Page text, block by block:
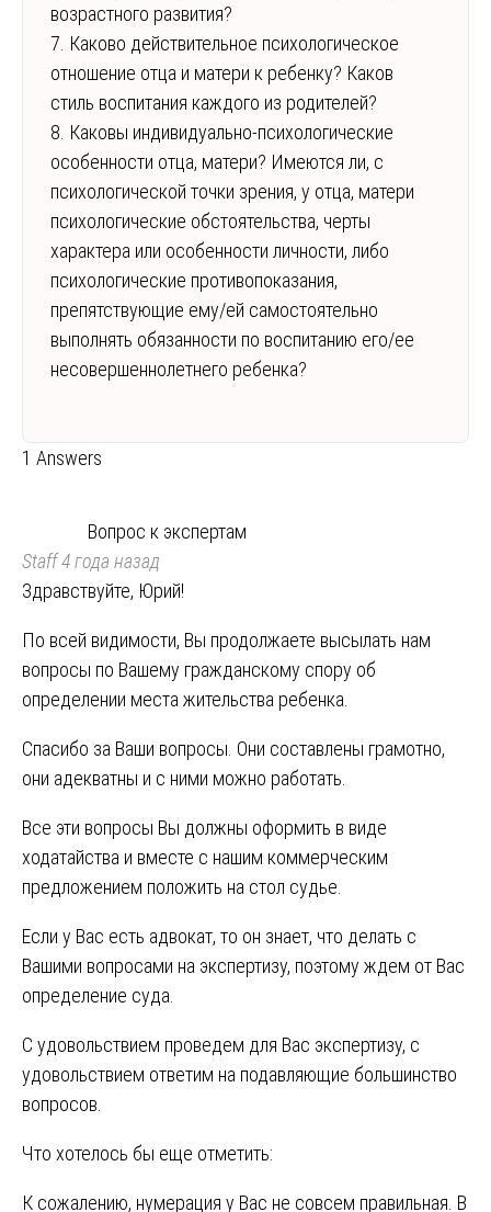
возрастного развития?
7. Каково действительное психологическое
отношение отца и матери к ребенку? Каков
стиль воспитания каждого из родителей?
8. Каковы индивидуально-психологические
особенности отца, матери? Имеются ли, с
психологической точки зрения, у отца, матери
психологические обстоятельства, черты
характера или особенности личности, либо
психологические противопоказания,
препятствующие ему/ей самостоятельно
выполнять обязанности по воспитанию его/ее
несовершеннолетнего ребенка?
1 Answers
Вопрос к экспертам
Staff4 года назад
Здравствуйте, Юрий!
По всей видимости, Вы продолжаете высылать нам
вопросы по Вашему гражданскому спору об
определении места жительства ребенка.
Спасибо за Ваши вопросы. Они составлены грамотно,
они адекватны и с ними можно работать.
Все эти вопросы Вы должны оформить в виде
ходатайства и вместе с нашим коммерческим
предложением положить на стол судье.
Если у Вас есть адвокат, то он знает, что делать с
Вашими вопросами на экспертизу, поэтому ждем от Вас
определение суда.
С удовольствием проведем для Вас экспертизу, с
удовольствием ответим на подавляющие большинство
вопросов.
Что хотелось бы еще отметить:
К сожалению, нумерация у Вас не совсем правильная. В